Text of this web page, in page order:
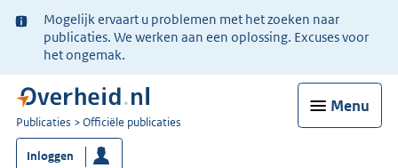
Ter
informatie:
Mogelijk ervaart u problemen met het zoeken naar
publicaties. We werken aan een oplossing. Excuses voor
het ongemak.
Menu
U
bent
nu
Publicaties Officiële publicaties
Inloggen